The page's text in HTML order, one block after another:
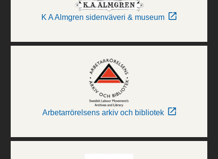
K A Almgren sidenväveri & museum
Arbetarrörelsens arkiv och bibliotek